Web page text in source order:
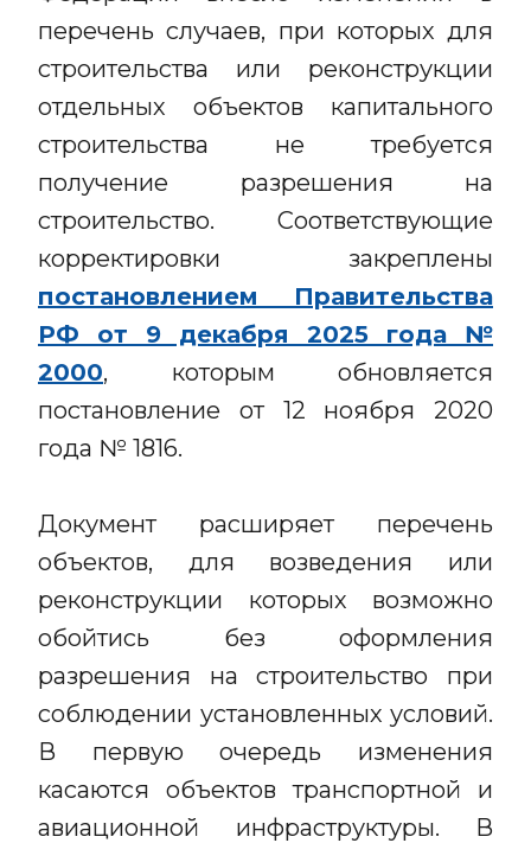
перечень случаев, при которых для
строительства или реконструкции
отдельных объектов капитального
строительства не требуется
получение разрешения на
строительство. Соответствующие
корректировки закреплены
постановлением Правительства
РФ от 9 декабря 2025 года №
2000, которым обновляется
постановление от 12 ноября 2020
года № 1816.
Документ расширяет перечень
объектов, для возведения или
реконструкции которых возможно
обойтись без оформления
разрешения на строительство при
соблюдении установленных условий.
В первую очередь изменения
касаются объектов транспортной и
авиационной инфраструктуры. В